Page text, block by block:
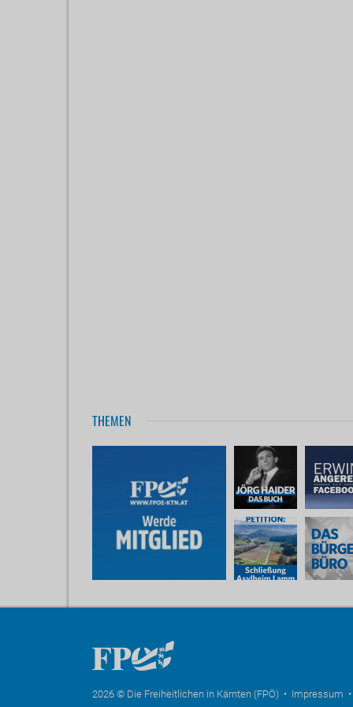
THEMEN
2026 © Die Freiheitlichen in Kärnten (FPÖ) • Impressum •